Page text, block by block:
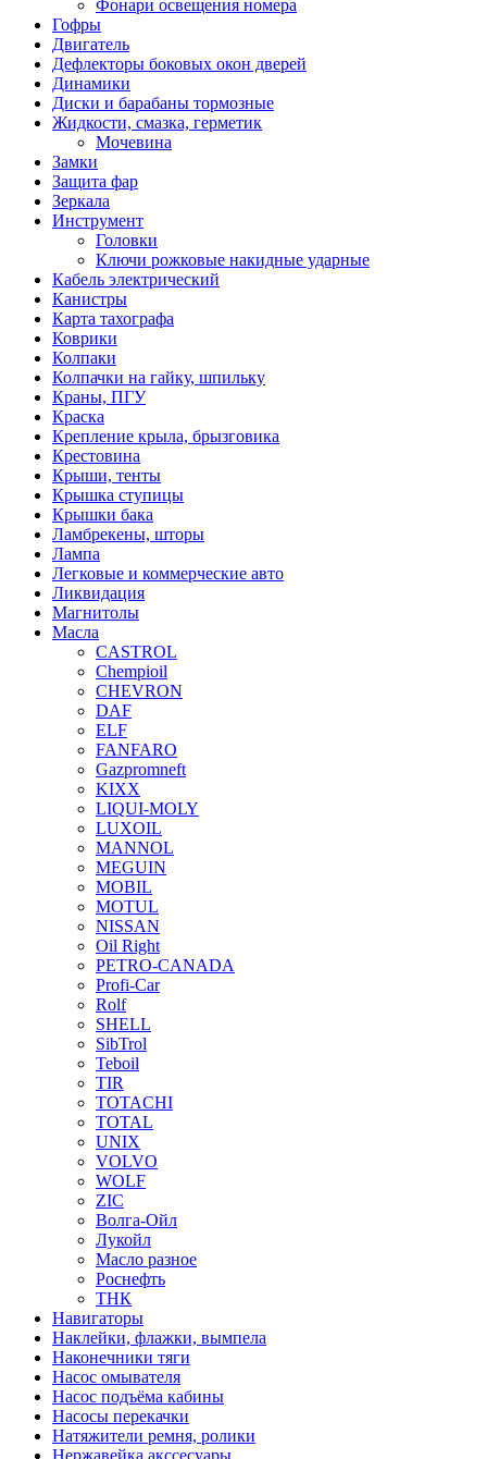
Фонари освещения номера
Гофры
Двигатель
Дефлекторы боковых окон дверей
Динамики
Диски и барабаны тормозные
Жидкости, смазка, герметик
Мочевина
Замки
Защита фар
Зеркала
Инструмент
Головки
Ключи рожковые накидные ударные
Кабель электрический
Канистры
Карта тахографа
Коврики
Колпаки
Колпачки на гайку, шпильку
Краны, ПГУ
Краска
Крепление крыла, брызговика
Крестовина
Крыши, тенты
Крышка ступицы
Крышки бака
Ламбрекены, шторы
Лампа
Легковые и коммерческие авто
Ликвидация
Магнитолы
Масла
CASTROL
Chempioil
CHEVRON
DAF
ELF
FANFARO
Gazpromneft
KIXX
LIQUI-MOLY
LUXOIL
MANNOL
MEGUIN
MOBIL
MOTUL
NISSAN
Oil Right
PETRO-CANADA
Profi-Car
Rolf
SHELL
SibTrol
Teboil
TIR
TOTACHI
TOTAL
UNIX
VOLVO
WOLF
ZIC
Волга-Ойл
Лукойл
Масло разное
Роснефть
ТНК
Навигаторы
Наклейки, флажки, вымпела
Наконечники тяги
Насос омывателя
Насос подъёма кабины
Насосы перекачки
Натяжители ремня, ролики
Нержавейка акссесуары